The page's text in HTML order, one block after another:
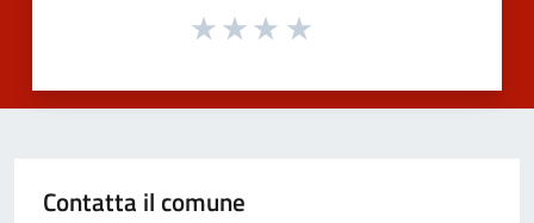
Contatta il comune